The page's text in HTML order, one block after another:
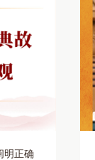
明正确